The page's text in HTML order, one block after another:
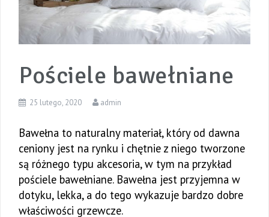
Pościele bawełniane
25 lutego, 2020 admin
Bawełna to naturalny materiał, który od dawna
ceniony jest na rynku i chętnie z niego tworzone
są różnego typu akcesoria, w tym na przykład
pościele bawełniane. Bawełna jest przyjemna w
dotyku, lekka, a do tego wykazuje bardzo dobre
właściwości grzewcze.